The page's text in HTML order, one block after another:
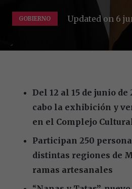
GOBIERNO Updated on 6
Del 12 al 15 de junio de
cabo la exhibición y
en el Complejo
Participan 250
distintas regiones de
ramas artesanales